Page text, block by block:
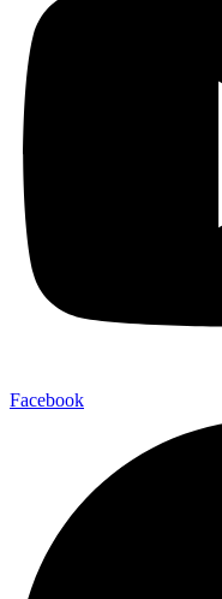
Facebook